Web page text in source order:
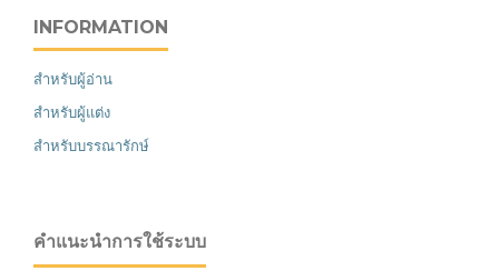
INFORMATION
สำหรับผู้อ่าน
สำหรับผู้แต่ง
สำหรับบรรณารักษ์
คำแนะนำการใช้ระบบ